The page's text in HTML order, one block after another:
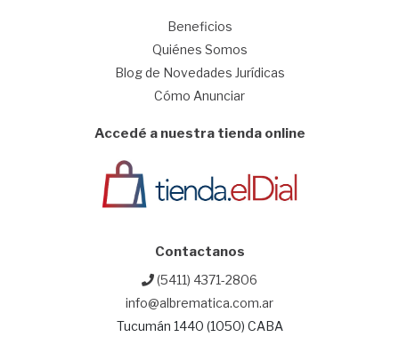
Beneficios
Quiénes Somos
Blog de Novedades Jurídicas
Cómo Anunciar
Accedé a nuestra tienda online
Contactanos
(5411) 4371-2806
info@albrematica.com.ar
Tucumán 1440 (1050) CABA